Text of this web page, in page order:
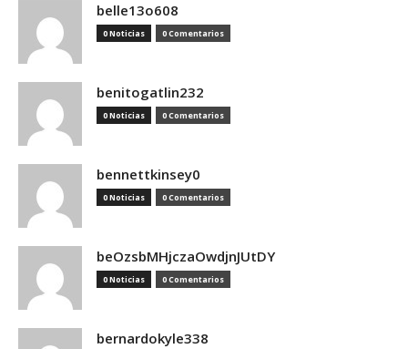
belle13o608
0 Noticias 0 Comentarios
benitogatlin232
0 Noticias 0 Comentarios
bennettkinsey0
0 Noticias 0 Comentarios
beOzsbMHjczaOwdjnJUtDY
0 Noticias 0 Comentarios
bernardokyle338